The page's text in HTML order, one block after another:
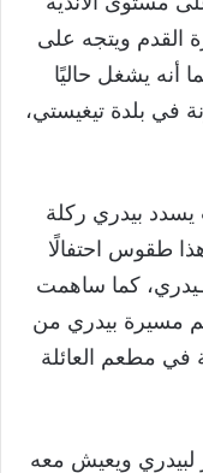
القدم ويتجه على
أنه يشغل حاليًا
بلدة تيغيستي،
يسدد بيدري ركلة
طقوس احتفالًا
كما ساهمت
مسيرة بيدري من
في مطعم العائلة
لبيدري ويعيش معه